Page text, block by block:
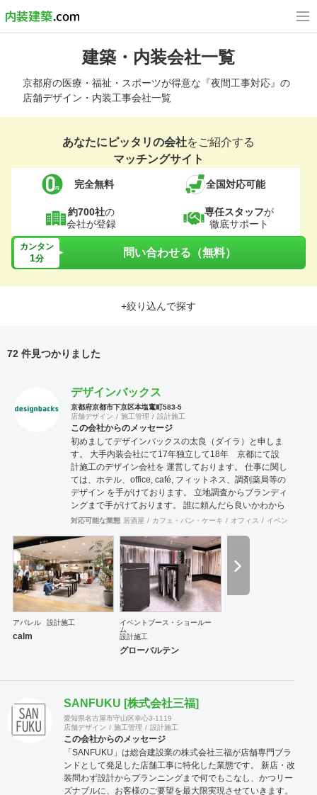
建築・内装会社一覧
京都府の医療・福祉・スポーツが得意な『夜間工事対応』の
店舗デザイン・内装工事会社一覧
あなたにピッタリの会社をご紹介する
マッチングサイト
完全無料 全国対応可能
約700社の
会社が登録
専任スタッフが
徹底サポート
カンタン
1分 問い合わせる（無料）
+絞り込んで探す
72 件見つかりました
デザインバックス
京都府京都市下京区本塩竃町583-5
店舗デザイン
施工管理 設計施工
この会社からのメッセージ
初めましてデザインバックスの太良（ダイラ）と申しま
す。 大手内装会社にて17年独立して18年 京都にて設
計施工のデザイン会社を 運営しております。 仕事に関し
ては、ホテル、office, café, フィットネス、調剤薬局等の
デザイン を手がけております。 立地調査からブランディ
ングまで手がけております。 誰に頼んだら良いかわから
ない事もご相談ください。 一緒に問題解決していければ
対応可能な業態 居酒屋 カフェ・パン・ケーキ オフィス イベントブー
アパレル 設計施工
calm
イベントブース・ショールー
ム
設計施工
グローバルテン
SANFUKU [株式会社三福]
愛知県名古屋市守山区幸心3-1119
店舗デザイン
施工管理 設計施工
この会社からのメッセージ
「SANFUKU」は総合建設業の株式会社三福が店舗専門ブラ
ンドとして発足した店舗工事に特化した業態です。 新店・改
装問わず設計からプランニングまで何でもこなし、かつリー
ズナブルに、お客様のご要望を最大限実現させていきます。